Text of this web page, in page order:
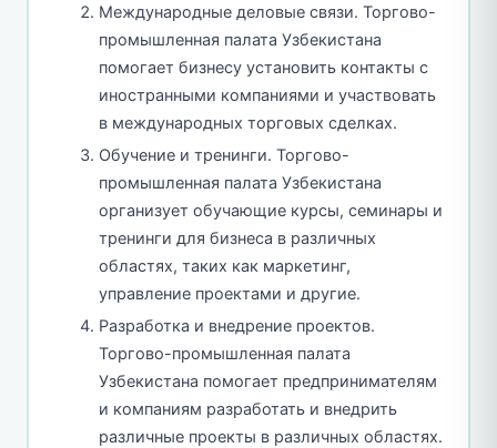
Международные деловые связи. Торгово-
промышленная палата Узбекистана
помогает бизнесу установить контакты с
иностранными компаниями и участвовать
в международных торговых сделках.
Обучение и тренинги. Торгово-
промышленная палата Узбекистана
организует обучающие курсы, семинары и
тренинги для бизнеса в различных
областях, таких как маркетинг,
управление проектами и другие.
Разработка и внедрение проектов.
Торгово-промышленная палата
Узбекистана помогает предпринимателям
и компаниям разработать и внедрить
различные проекты в различных областях.